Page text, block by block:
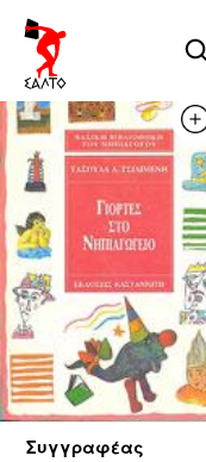
Συγγραφέας